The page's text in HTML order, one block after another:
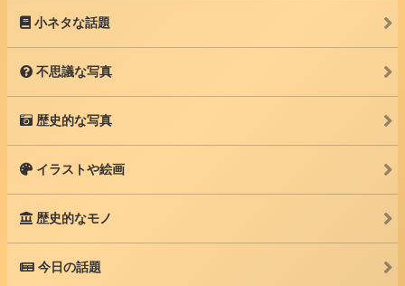
小ネタな話題
不思議な写真
歴史的な写真
イラストや絵画
歴史的なモノ
今日の話題